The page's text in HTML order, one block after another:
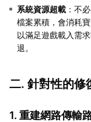
系統資源超載 ：不
檔案累積，會消耗
以滿足遊戲載入需
退。
二. 針對性的修
1. 重建網路傳輸